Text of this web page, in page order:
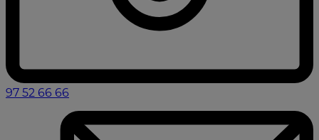
97 52 66 66